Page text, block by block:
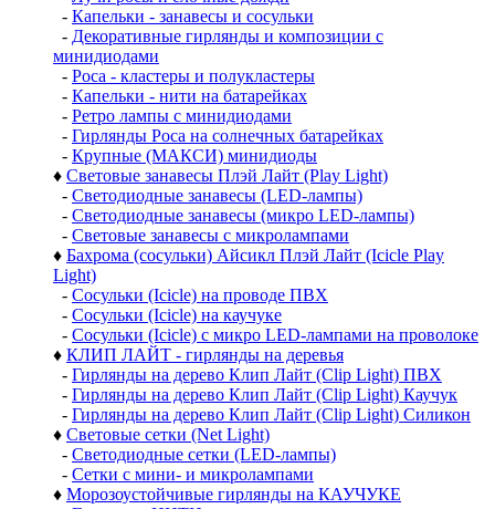
- Капельки - занавесы и сосульки
- Декоративные гирлянды и композиции с
минидиодами
- Роса - кластеры и полукластеры
- Капельки - нити на батарейках
- Ретро лампы с минидиодами
- Гирлянды Роса на солнечных батарейках
- Крупные (МАКСИ) минидиоды
♦ Световые занавесы Плэй Лайт (Play Light)
- Светодиодные занавесы (LED-лампы)
- Светодиодные занавесы (микро LED-лампы)
- Световые занавесы с микролампами
♦ Бахрома (сосульки) Айсикл Плэй Лайт (Icicle Play
Light)
- Сосульки (Icicle) на проводе ПВХ
- Сосульки (Icicle) на каучуке
- Сосульки (Icicle) с микро LED-лампами на проволоке
♦ КЛИП ЛАЙТ - гирлянды на деревья
- Гирлянды на дерево Клип Лайт (Clip Light) ПВХ
- Гирлянды на дерево Клип Лайт (Clip Light) Каучук
- Гирлянды на дерево Клип Лайт (Clip Light) Силикон
♦ Световые сетки (Net Light)
- Светодиодные сетки (LED-лампы)
- Сетки с мини- и микролампами
♦ Морозоустойчивые гирлянды на КАУЧУКЕ